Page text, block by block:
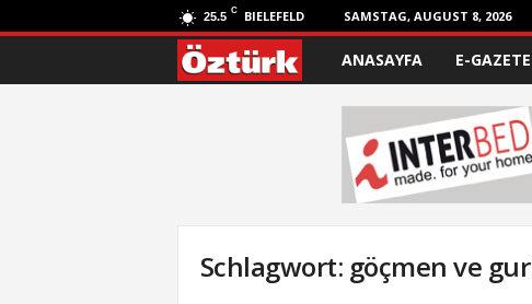
25.5 C BIELEFELD SAMSTAG, AUGUST 8, 2026
ANASAYFA E-GAZETE
Schlagwort: göçmen ve